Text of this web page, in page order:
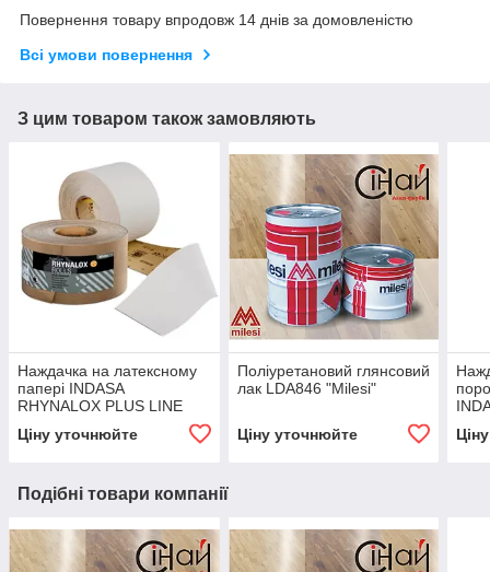
Повернення товару впродовж 14 днів за домовленістю
Всі умови повернення
З цим товаром також замовляють
Наждачка на латексному
папері INDASA
RHYNALOX PLUS LINE
150, 180, 240, 320
Ціну уточнюйте
Поліуретановий глянсовий
лак LDA846 "Milesi"
Ціну уточнюйте
Подібні товари компанії